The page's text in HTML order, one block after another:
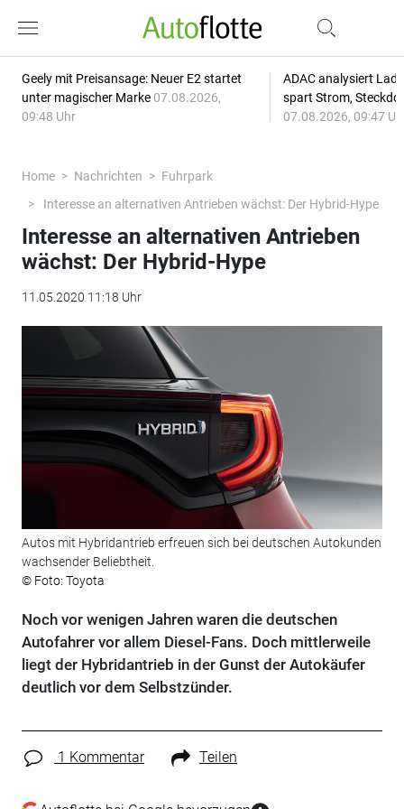
Geely mit Preisansage: Neuer E2 startet
unter magischer Marke 07.08.2026,
09:48 Uhr
ADAC analysiert
spart Strom,
07.08.2026, 09:47
Home Nachrichten
Fuhrpark
Interesse an alternativen Antrieben wächst: Der Hybrid-Hype
Interesse an alternativen Antrieben
wächst: Der Hybrid-Hype
11.05.2020 11:18 Uhr
Autos mit Hybridantrieb erfreuen sich bei deutschen Autokunden
wachsender Beliebtheit.
© Foto: Toyota
Noch vor wenigen Jahren waren die deutschen
Autofahrer vor allem Diesel-Fans. Doch mittlerweile
liegt der Hybridantrieb in der Gunst der Autokäufer
deutlich vor dem Selbstzünder.
1 Kommentar Teilen